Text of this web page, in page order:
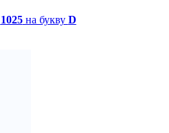
1025на букву D